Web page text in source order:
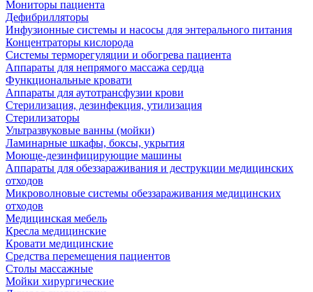
Мониторы пациента
Дефибрилляторы
Инфузионные системы и насосы для энтерального питания
Концентраторы кислорода
Системы терморегуляции и обогрева пациента
Аппараты для непрямого массажа сердца
Функциональные кровати
Аппараты для аутотрансфузии крови
Стерилизация, дезинфекция, утилизация
Стерилизаторы
Ультразвуковые ванны (мойки)
Ламинарные шкафы, боксы, укрытия
Моюще-дезинфицирующие машины
Аппараты для обеззараживания и деструкции медицинских
отходов
Микроволновые системы обеззараживания медицинских
отходов
Медицинская мебель
Кресла медицинские
Кровати медицинские
Средства перемещения пациентов
Столы массажные
Мойки хирургические